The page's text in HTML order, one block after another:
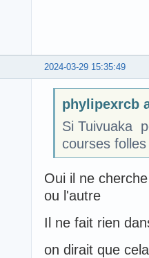
2024-03-29 15:35:49
phylipexrcb
Si Tuivuaka
courses
Oui il ne
ou l'autre
Il ne fait rien
on dirait que